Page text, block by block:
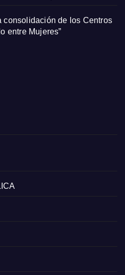
consolidación de los Centros
entre Mujeres”